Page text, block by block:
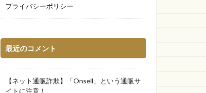
プライバシーポリシー
最近のコメント
【ネット通販詐欺】「Onsell」という通販サ
イトに注意！